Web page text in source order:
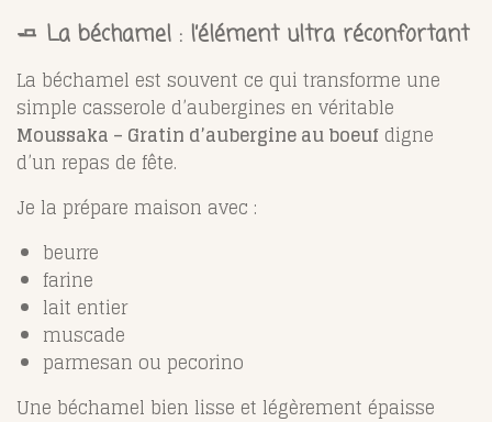
🧈 La béchamel : l’élément ultra réconfortant
La béchamel est souvent ce qui transforme une
simple casserole d’aubergines en véritable
Moussaka – Gratin d’aubergine au boeuf digne
d’un repas de fête.
Je la prépare maison avec :
beurre
farine
lait entier
muscade
parmesan ou pecorino
Une béchamel bien lisse et légèrement épaisse